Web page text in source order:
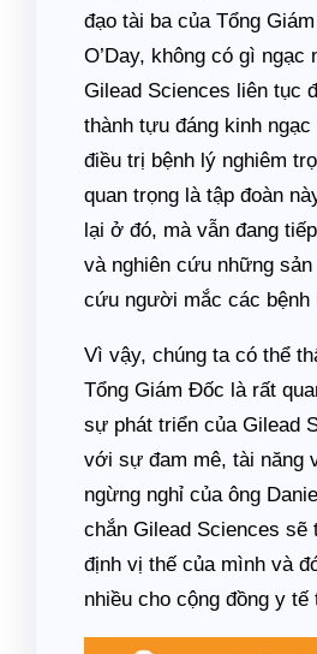
đạo tài ba của Tổng
O’Day, không có gì ngạc
Gilead Sciences liên tục
thành tựu đáng kinh
điều trị bệnh lý nghiêm
quan trọng là tập đoàn
lại ở đó, mà vẫn đang
và nghiên cứu những
cứu người mắc các bệnh
Vì vậy, chúng ta có thể
Tổng Giám Đốc là rất
sự phát triển của Gilead
với sự đam mê, tài năng
ngừng nghỉ của ông
chắn Gilead Sciences sẽ
định vị thế của mình và
nhiều cho cộng đồng y tế